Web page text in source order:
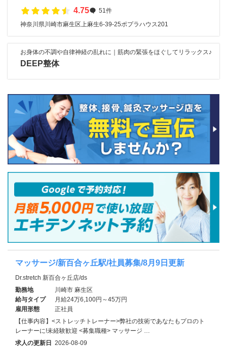
4.75
51件
神奈川県川崎市麻生区上麻生6-39-25ポプラハウス201
お身体の不調や自律神経の乱れに｜筋肉の緊張をほぐしてリラックス♪
DEEP整体
マッサージ/新百合ヶ丘駅/社員募集/8月9日更新
Dr.stretch 新百合ヶ丘店/ds
勤務地
川崎市 麻生区
給与タイプ
月給24万6,100円～45万円
雇用形態
正社員
【仕事内容】<ストレッチトレーナー>弊社の技術であなたもプロのト
レーナーに!未経験歓迎 <募集職種> マッサージ …
求人の更新日 2026-08-09